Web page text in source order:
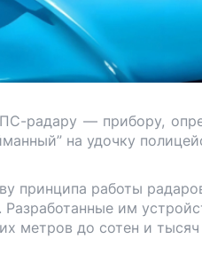
радару — прибору,
на удочку
принципа работы
им
метров до сотен и